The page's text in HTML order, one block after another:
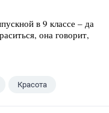
в 9 классе – да
она говорит,
Красота